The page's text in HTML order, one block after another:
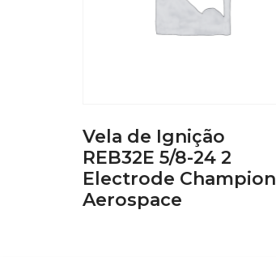
Vela de Ignição
REB32E 5/8-24 2
Electrode Champion
Aerospace